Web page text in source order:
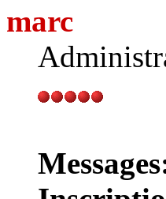
marc